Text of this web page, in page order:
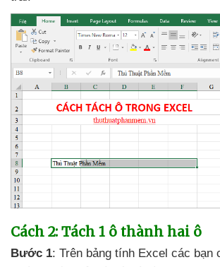
Cách 2: Tách 1 ô thành hai ô
Bước 1: Trên bảng tính Excel các bạn